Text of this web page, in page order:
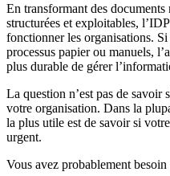
En transformant des documents
structurées et exploitables,
fonctionner les organisations.
processus papier ou manuels,
plus durable de gérer
La question n’est pas de savoir
votre organisation. Dans la
la plus utile est de savoir si
urgent.
Vous avez probablement